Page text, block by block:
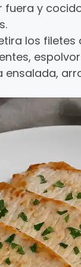
y
los